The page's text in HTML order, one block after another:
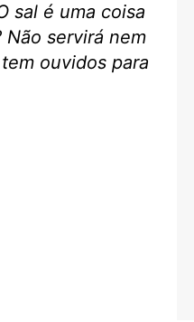
sal é uma coisa
Não servirá nem
ouvidos para